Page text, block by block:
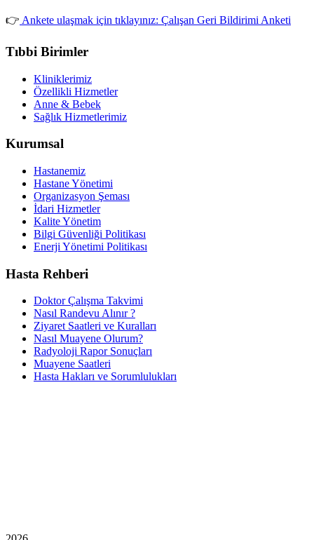
👉 Ankete ulaşmak için tıklayınız: Çalışan Geri Bildirimi Anketi
Tıbbi Birimler
Kliniklerimiz
Özellikli Hizmetler
Anne & Bebek
Sağlık Hizmetlerimiz
Kurumsal
Hastanemiz
Hastane Yönetimi
Organizasyon Şeması
İdari Hizmetler
Kalite Yönetim
Bilgi Güvenliği Politikası
Enerji Yönetimi Politikası
Hasta Rehberi
Doktor Çalışma Takvimi
Nasıl Randevu Alınır ?
Ziyaret Saatleri ve Kuralları
Nasıl Muayene Olurum?
Radyoloji Rapor Sonuçları
Muayene Saatleri
Hasta Hakları ve Sorumlulukları